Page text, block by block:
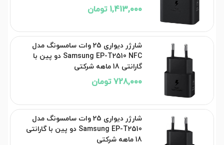
1,413,000 تومان
شارژر دیواری 25 وات سامسونگ مدل
Samsung EP-T2510 NFC دو پین با
گارانتی 18 ماهه شرکتی
728,000 تومان
شارژر دیواری 25 وات سامسونگ مدل
Samsung EP-T2510 دو پین با گارانتی
18 ماهه شرکتی